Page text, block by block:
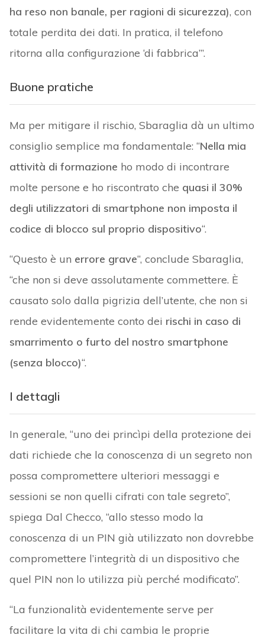
ha reso non banale, per ragioni di sicurezza), con
totale perdita dei dati. In pratica, il telefono
ritorna alla configurazione ‘di fabbrica’”.
Buone pratiche
Ma per mitigare il rischio, Sbaraglia dà un ultimo
consiglio semplice ma fondamentale: “Nella mia
attività di formazione ho modo di incontrare
molte persone e ho riscontrato che quasi il 30%
degli utilizzatori di smartphone non imposta il
codice di blocco sul proprio dispositivo“.
“Questo è un errore grave“, conclude Sbaraglia,
“che non si deve assolutamente commettere. È
causato solo dalla pigrizia dell’utente, che non si
rende evidentemente conto dei rischi in caso di
smarrimento o furto del nostro smartphone
(senza blocco)“.
I dettagli
In generale, “uno dei princìpi della protezione dei
dati richiede che la conoscenza di un segreto non
possa compromettere ulteriori messaggi e
sessioni se non quelli cifrati con tale segreto”,
spiega Dal Checco, “allo stesso modo la
conoscenza di un PIN già utilizzato non dovrebbe
compromettere l’integrità di un dispositivo che
quel PIN non lo utilizza più perché modificato”.
“La funzionalità evidentemente serve per
facilitare la vita di chi cambia le proprie